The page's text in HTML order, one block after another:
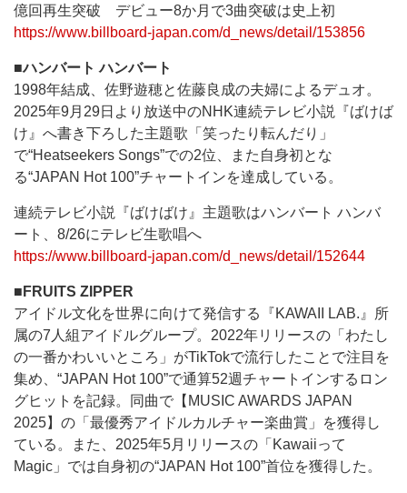
億回再生突破 デビュー8か月で3曲突破は史上初
https://www.billboard-japan.com/d_news/detail/153856
■ハンバート ハンバート
1998年結成、佐野遊穂と佐藤良成の夫婦によるデュオ。
2025年9月29日より放送中のNHK連続テレビ小説『ばけば
け』へ書き下ろした主題歌「笑ったり転んだり」
で“Heatseekers Songs”での2位、また自身初とな
る“JAPAN Hot 100”チャートインを達成している。
連続テレビ小説『ばけばけ』主題歌はハンバート ハンバ
ート、8/26にテレビ生歌唱へ
https://www.billboard-japan.com/d_news/detail/152644
■FRUITS ZIPPER
アイドル文化を世界に向けて発信する『KAWAII LAB.』所
属の7人組アイドルグループ。2022年リリースの「わたし
の一番かわいいところ」がTikTokで流行したことで注目を
集め、“JAPAN Hot 100”で通算52週チャートインするロン
グヒットを記録。同曲で【MUSIC AWARDS JAPAN
2025】の「最優秀アイドルカルチャー楽曲賞」を獲得し
ている。また、2025年5月リリースの「Kawaiiって
Magic」では自身初の“JAPAN Hot 100”首位を獲得した。